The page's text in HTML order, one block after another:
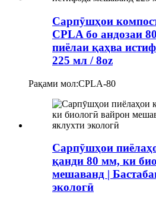
Сарпӯшҳои
CPLA бо андозаи
пиёлаи қаҳва
225 мл / 8oz
Рақами мол:CPLA-80
Сарпӯшҳои
қанди 80 мм, ки
мешаванд |
экологӣ